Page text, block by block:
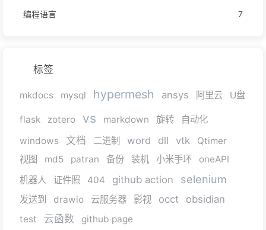
编程语言
7
标签
mkdocs mysql hypermesh ansys 阿里云 U盘
flask zotero vs markdown 旋转
自动化
windows
文档 二进制 word dll vtk
Qtimer
视图
md5 patran 备份 装机 小米手环
oneAPI
机器人
证件照 404 github action selenium
发送到 drawio 云服务器 影视 occt obsidian
test 云函数 github page